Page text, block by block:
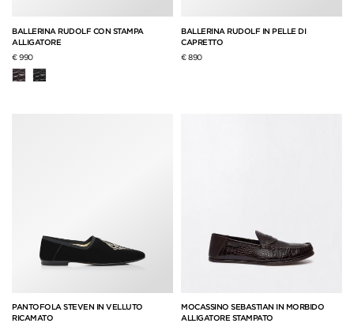
BALLERINA RUDOLF CON STAMPA
ALLIGATORE
€ 990
BALLERINA RUDOLF IN PELLE DI
CAPRETTO
€ 890
PANTOFOLA STEVEN IN VELLUTO
RICAMATO
MOCASSINO SEBASTIAN IN MORBIDO
ALLIGATORE STAMPATO